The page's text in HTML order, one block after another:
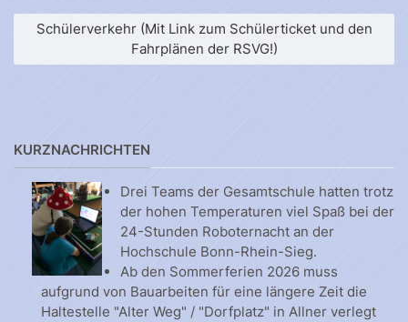
Schülerverkehr (Mit Link zum Schülerticket und den
Fahrplänen der RSVG!)
KURZNACHRICHTEN
Drei Teams der Gesamtschule hatten trotz
der hohen Temperaturen viel Spaß bei der
24-Stunden Roboternacht an der
Hochschule Bonn-Rhein-Sieg.
Ab den Sommerferien 2026 muss
aufgrund von Bauarbeiten für eine längere Zeit die
Haltestelle "Alter Weg" / "Dorfplatz" in Allner verlegt